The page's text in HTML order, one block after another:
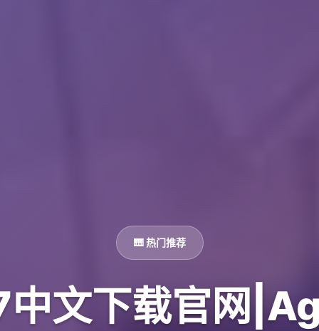
🎹 热门推荐
中文下载官网